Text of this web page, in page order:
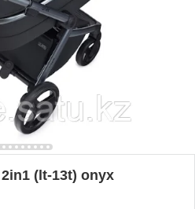
(lt-13t) onyx